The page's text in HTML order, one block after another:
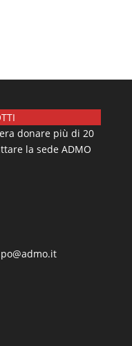
donare più di 20
la sede ADMO